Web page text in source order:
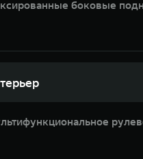
боковые